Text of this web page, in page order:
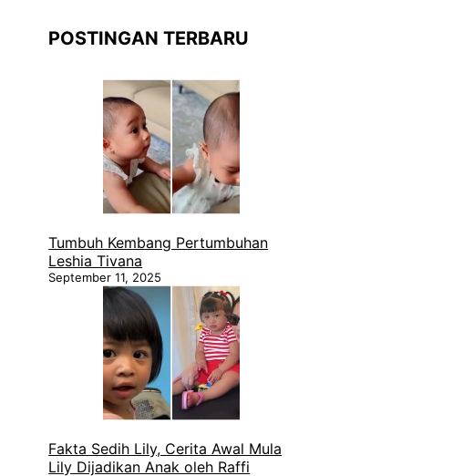
POSTINGAN TERBARU
Tumbuh Kembang Pertumbuhan
Leshia Tivana
September 11, 2025
Fakta Sedih Lily, Cerita Awal Mula
Lily Dijadikan Anak oleh Raffi